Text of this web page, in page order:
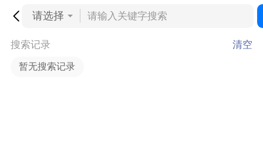
请选择
搜索记录 清空
暂无搜索记录